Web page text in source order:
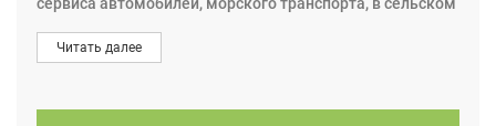
хозяйстве, в авиации и горной промышленности и в
других сферах деятельности.
Читать далее